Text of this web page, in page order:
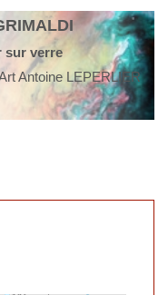
sur verre
Antoine LEPERLIER